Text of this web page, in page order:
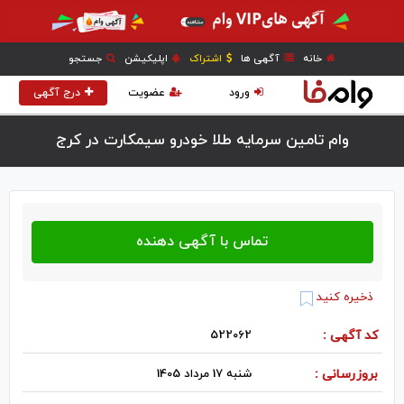
خانه آگهی ها اشتراک اپلیکیشن جستجو
درج آگهی عضویت ورود
وام تامین سرمایه طلا خودرو سیمکارت در كرج
ذخیره کنید
کد آگهی : 522062
بروزرسانی : شنبه 17 مرداد 1405